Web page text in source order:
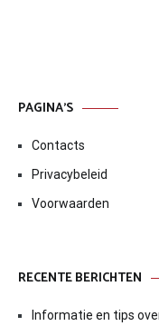
PAGINA’S
Contacts
Privacybeleid
Voorwaarden
RECENTE BERICHTEN
Informatie en tips